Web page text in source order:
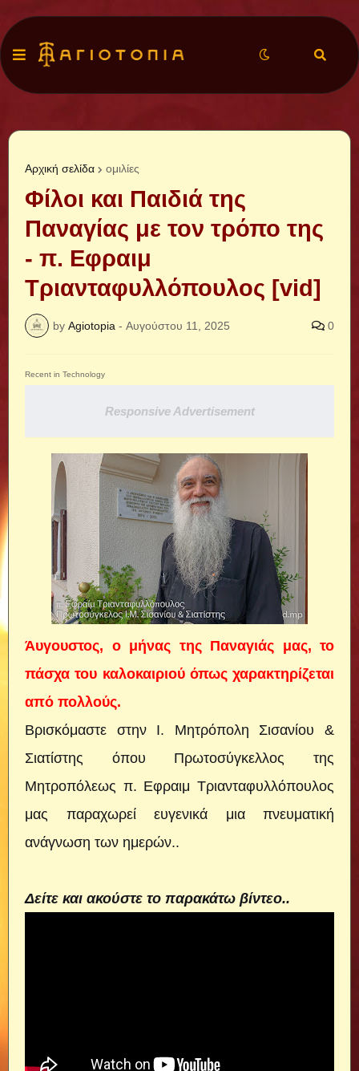
Αρχική σελίδα ομιλίες
Φίλοι και Παιδιά της
Παναγίας με τον τρόπο της
- π. Εφραιμ
Τριανταφυλλόπουλος [vid]
by Agiotopia - Αυγούστου 11, 2025 0
Recent in Technology
Responsive Advertisement
Άυγουστος, ο μήνας της Παναγιάς μας, το
πάσχα του καλοκαιριού όπως χαρακτηρίζεται
από πολλούς.
Βρισκόμαστε στην Ι. Μητρόπολη Σισανίου &
Σιατίστης όπου Πρωτοσύγκελλος της
Μητροπόλεως π. Εφραιμ Τριανταφυλλόπουλος
μας παραχωρεί ευγενικά μια πνευματική
ανάγνωση των ημερών..
Δείτε και ακούστε το παρακάτω βίντεο..